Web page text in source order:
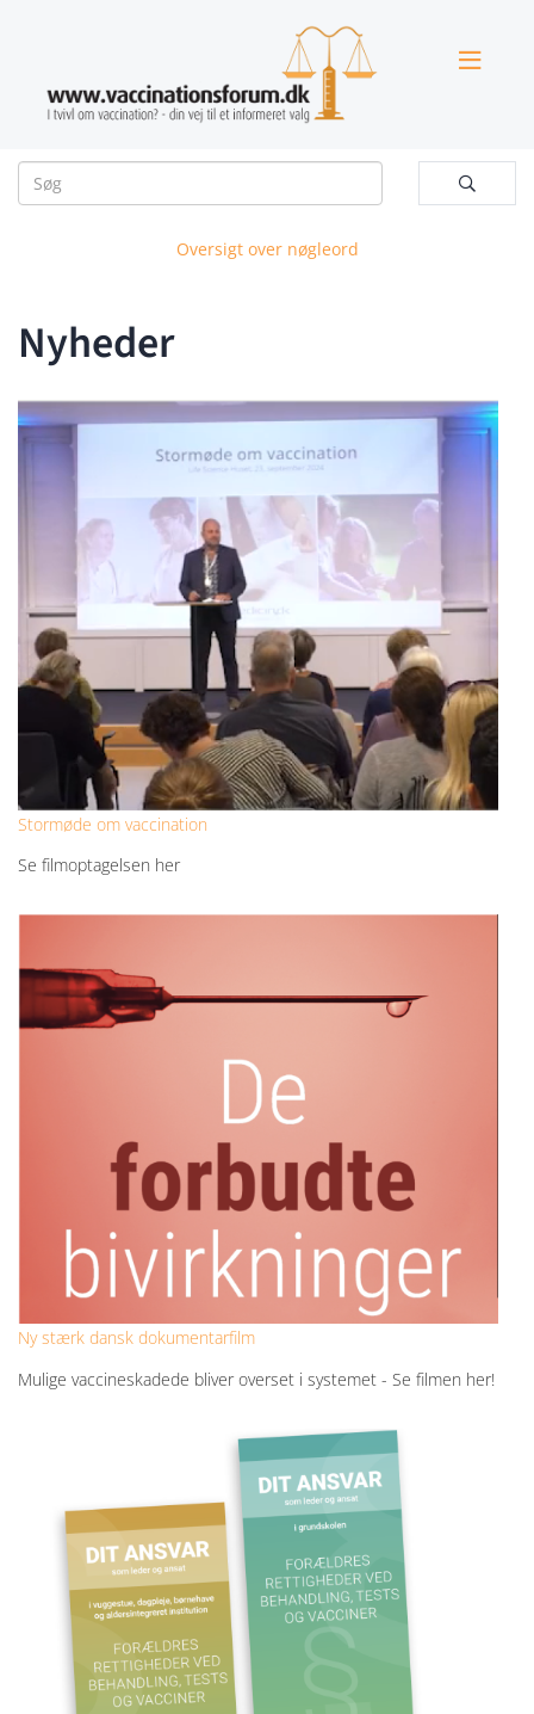


Oversigt over nøgleord
Nyheder
Stormøde om vaccination
Se filmoptagelsen her
Ny stærk dansk dokumentarfilm
Mulige vaccineskadede bliver overset i systemet - Se filmen her!